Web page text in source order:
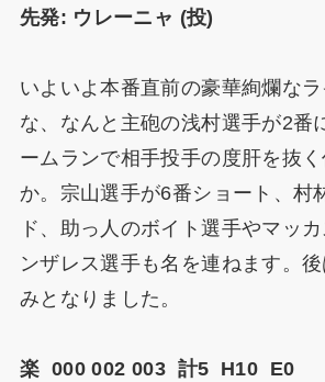
先発: ウレーニャ (投)
いよいよ本番直前の豪華絢爛なラ
な、なんと主砲の浅村選手が2番
ームランで相手投手の度肝を抜
か。宗山選手が6番ショート、村
ド、助っ人のボイト選手やマッ
ンザレス選手も名を連ねます。
みとなりました。
楽 000 002 003 計5 H10 E0